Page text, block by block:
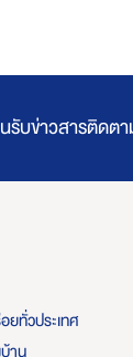
รับข่าวสารติดต
ยทั่วประเทศ
าน